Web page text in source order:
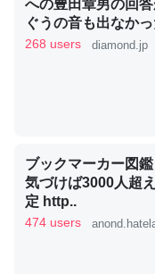
かりやすく強くなり
─GPTの仕組みと限界に
昆虫ってカルシウム
コオロギのカルシウ
─ニュース :: 【研究発表
いのか」に関する新仮説
への豊田章男の回答
ぐうの音も出なか
268 users diamond.jp
ブックマーカー図
気づけば3000人超
定 http..
474 users